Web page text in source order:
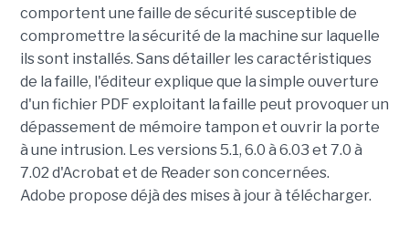
comportent une faille de sécurité susceptible de
compromettre la sécurité de la machine sur laquelle
ils sont installés. Sans détailler les caractéristiques
de la faille, l'éditeur explique que la simple ouverture
d'un fichier PDF exploitant la faille peut provoquer un
dépassement de mémoire tampon et ouvrir la porte
à une intrusion. Les versions 5.1, 6.0 à 6.03 et 7.0 à
7.02 d'Acrobat et de Reader son concernées.
Adobe propose déjà des mises à jour à télécharger.